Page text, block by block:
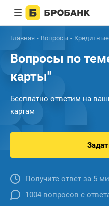
Главная Вопросы
Вопросы по
карты"
Бесплатно ответим на
картам
Получите ответ за 5
1004 вопросов с